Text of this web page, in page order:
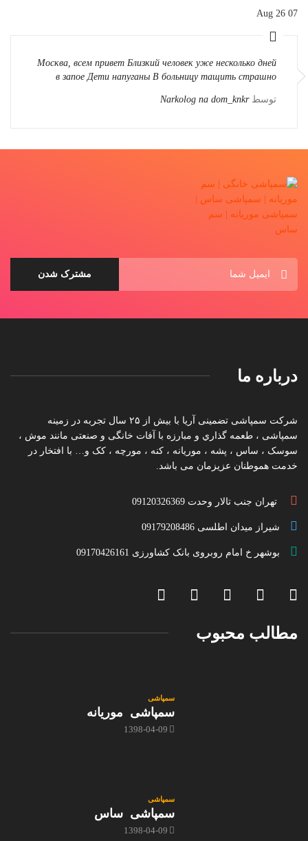
07 Aug 26
Москва, всем привет Близкий человек уже несколько дней
в запое Дети напуганы В больницу тащить страшно
توسطNarkolog na dom_knkr
درباره ما
شرکت سمپاشی تضمینی آریا با بیش از ۲۵ سال تجربه در زمینه
سمپاشی ، طعمه گذاري و مبارزه با آفات خانگی و صنعتی مانند موش ،
سوسک ، ساس ، پشه ، موریانه ، کنه ، مورچه ، کک و… با افتخار در
خدمت هموطنان عزیزمان می باشد.
تهران جنب تالار وحدت 09120326369
شیراز میدان اطلسی 09179208486
بوشهر خ امام روبروی بانک کشاورزی 09170426161
مطالب محبوب
سمپاشی
سمپاشی موریانه
1398-04-09
سمپاشی
سمپاشی ساس
1398-04-09